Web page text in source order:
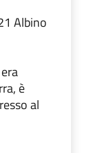
Albino
è
al